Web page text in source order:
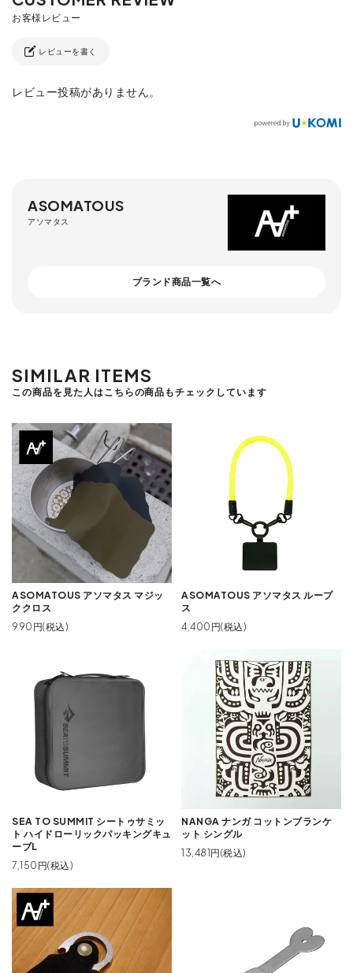
レビューを書く
レビュー投稿がありません。
ASOMATOUS
アソマタス
ブランド商品一覧へ
SIMILAR ITEMS
この商品を見た人はこちらの商品もチェックしています
ASOMATOUS アソマタス マジッ
ククロス
990円(税込)
ASOMATOUS アソマタス ループ
ス
4,400円(税込)
SEA TO SUMMIT シートゥサミッ
ト ハイドローリックパッキングキュ
ーブL
7,150円(税込)
NANGA ナンガ コットンブランケ
ット シングル
13,481円(税込)